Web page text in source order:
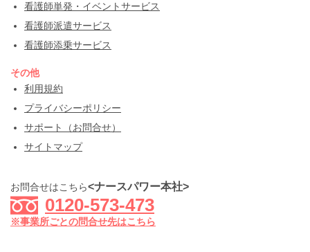
看護師単発・イベントサービス
看護師派遣サービス
看護師添乗サービス
その他
利用規約
プライバシーポリシー
サポート（お問合せ）
サイトマップ
お問合せはこちら<ナースパワー本社>
0120-573-473
※事業所ごとの問合せ先はこちら